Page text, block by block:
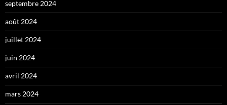
septembre 2024
août 2024
juillet 2024
juin 2024
avril 2024
mars 2024